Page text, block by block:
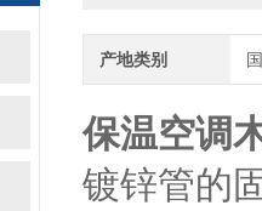
产地类别
保温空调
镀锌管的